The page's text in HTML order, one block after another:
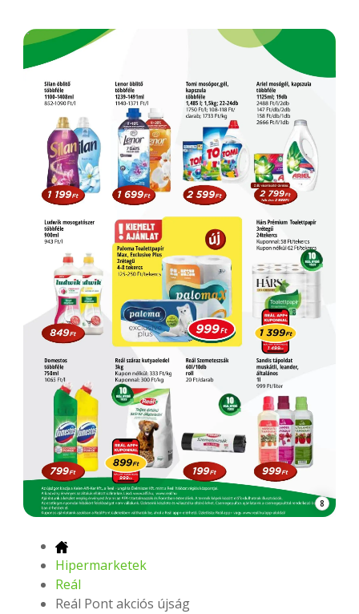
8
Hipermarketek
Reál
Reál Pont akciós újság